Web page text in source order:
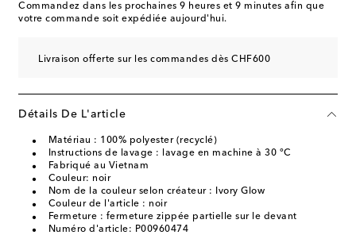
Commandez dans les prochaines 9 heures et 9 minutes afin que
votre commande soit expédiée aujourd'hui.
Livraison offerte sur les commandes dès CHF600
Détails De L'article
Matériau : 100% polyester (recyclé)
Instructions de lavage : lavage en machine à 30 °C
Fabriqué au Vietnam
Couleur: noir
Nom de la couleur selon créateur : Ivory Glow
Couleur de l'article : noir
Fermeture : fermeture zippée partielle sur le devant
Numéro d'article: P00960474